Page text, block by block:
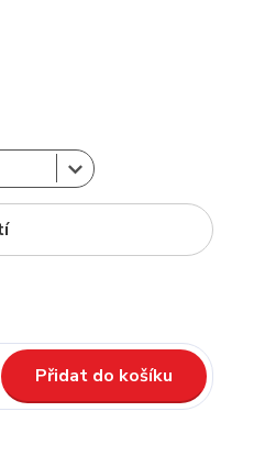
Přidat do košíku